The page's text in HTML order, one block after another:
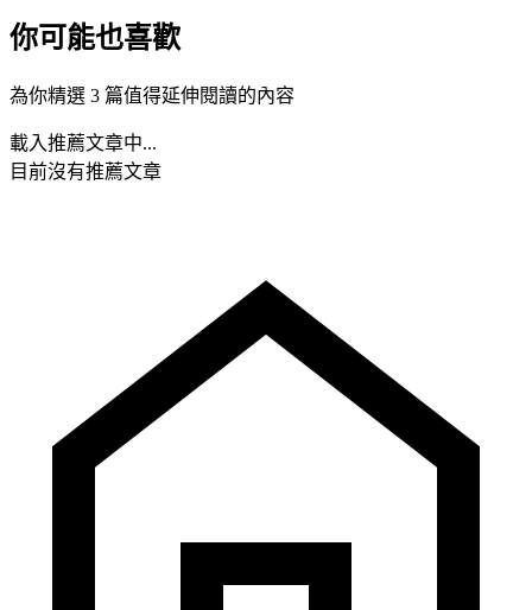
你可能也喜歡
為你精選 3 篇值得延伸閱讀的內容
載入推薦文章中...
目前沒有推薦文章